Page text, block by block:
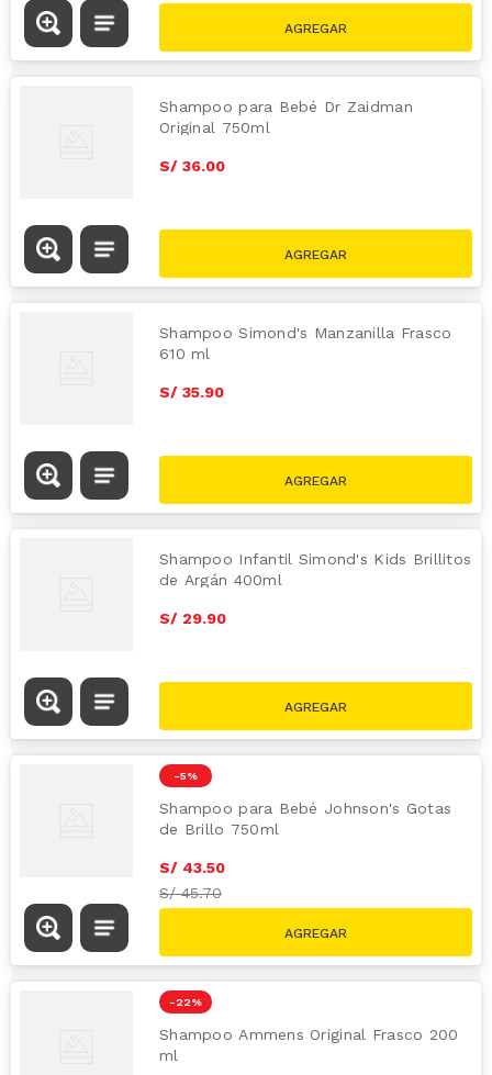
Shampoo para Bebé Dr Zaidman
Original 750ml
S/ 36.00
Shampoo Simond's Manzanilla Frasco
610 ml
S/ 35.90
Shampoo Infantil Simond's Kids Brillitos
de Argán 400ml
S/ 29.90
-5 %
Shampoo para Bebé Johnson's Gotas
de Brillo 750ml
S/ 43.50
S/45.70
-22 %
Shampoo Ammens Original Frasco 200
ml